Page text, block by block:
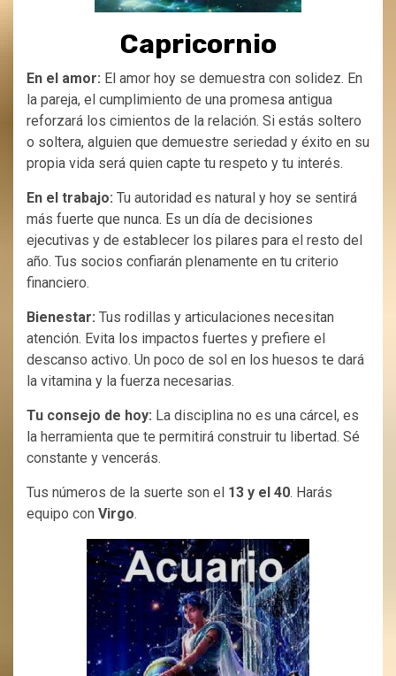
Capricornio
En el amor: El amor hoy se demuestra con solidez. En
la pareja, el cumplimiento de una promesa antigua
reforzará los cimientos de la relación. Si estás soltero
o soltera, alguien que demuestre seriedad y éxito en su
propia vida será quien capte tu respeto y tu interés.
En el trabajo: Tu autoridad es natural y hoy se sentirá
más fuerte que nunca. Es un día de decisiones
ejecutivas y de establecer los pilares para el resto del
año. Tus socios confiarán plenamente en tu criterio
financiero.
Bienestar: Tus rodillas y articulaciones necesitan
atención. Evita los impactos fuertes y prefiere el
descanso activo. Un poco de sol en los huesos te dará
la vitamina y la fuerza necesarias.
Tu consejo de hoy: La disciplina no es una cárcel, es
la herramienta que te permitirá construir tu libertad. Sé
constante y vencerás.
Tus números de la suerte son el 13 y el 40. Harás
equipo con Virgo.